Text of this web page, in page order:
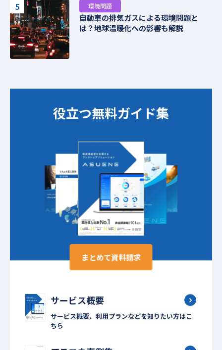
5 環境問題
自動車の排気ガスによる環境問題と
は？地球温暖化への影響も解説
役立つ無料ガイド集​​
まとめて資料請求
サービス概要
サービス概要、利用プランなどを知りたい方はこ
ちら